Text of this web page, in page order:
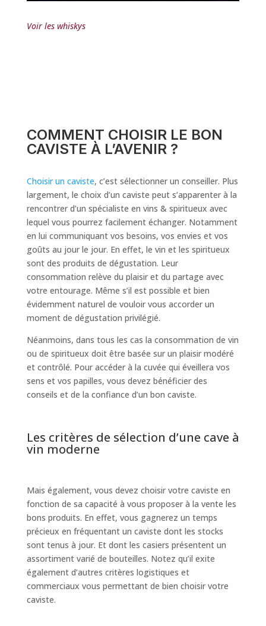
Voir les whiskys
COMMENT CHOISIR LE BON
CAVISTE À L’AVENIR ?
Choisir un caviste, c’est sélectionner un conseiller. Plus
largement, le choix d’un caviste peut s’apparenter à la
rencontrer d’un spécialiste en vins & spiritueux avec
lequel vous pourrez facilement échanger. Notamment
en lui communiquant vos besoins, vos envies et vos
goûts au jour le jour. En effet, le vin et les spiritueux
sont des produits de dégustation. Leur
consommation relève du plaisir et du partage avec
votre entourage. Même s’il est possible et bien
évidemment naturel de vouloir vous accorder un
moment de dégustation privilégié.
Néanmoins, dans tous les cas la consommation de vin
ou de spiritueux doit être basée sur un plaisir modéré
et contrôlé. Pour accéder à la cuvée qui éveillera vos
sens et vos papilles, vous devez bénéficier des
conseils et de la confiance d’un bon caviste.
Les critères de sélection d’une cave à
vin moderne
Mais également, vous devez choisir votre caviste en
fonction de sa capacité à vous proposer à la vente les
bons produits. En effet, vous gagnerez un temps
précieux en fréquentant un caviste dont les stocks
sont tenus à jour. Et dont les casiers présentent un
assortiment varié de bouteilles. Notez qu’il exite
également d’autres critères logistiques et
commerciaux vous permettant de bien choisir votre
caviste.